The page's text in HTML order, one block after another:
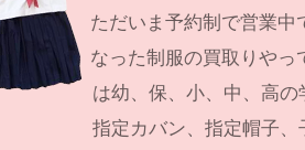
ただいま予約制で営業
なった制服の買取りやっ
は幼、保、小、中、高の
指定カバン、指定帽子